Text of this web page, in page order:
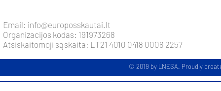
Email: info@europosskautai.lt
Organizacijos kodas: 191973268
Atsiskaitomoji sąskaita: LT21 4010 0418 0008 2257
© 2019 by LNESA. Proudly